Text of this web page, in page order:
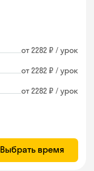
от 2282 ₽ / урок
от 2282 ₽ / урок
от 2282 ₽ / урок
Выбрать время